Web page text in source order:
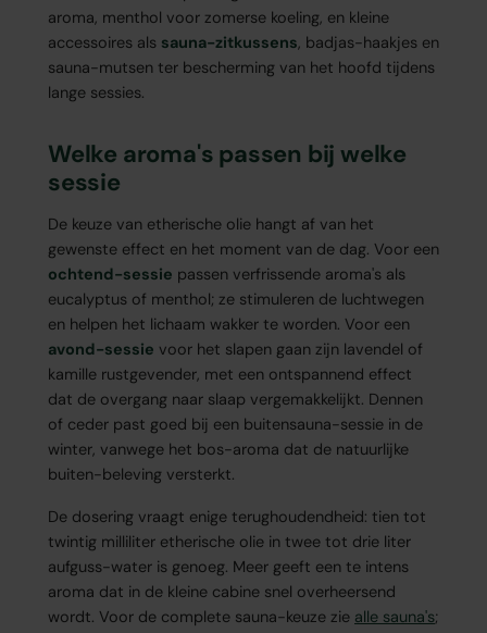
aroma, menthol voor zomerse koeling, en kleine
accessoires als sauna-zitkussens, badjas-haakjes en
sauna-mutsen ter bescherming van het hoofd tijdens
lange sessies.
Welke aroma's passen bij welke
sessie
De keuze van etherische olie hangt af van het
gewenste effect en het moment van de dag. Voor een
ochtend-sessie passen verfrissende aroma's als
eucalyptus of menthol; ze stimuleren de luchtwegen
en helpen het lichaam wakker te worden. Voor een
avond-sessie voor het slapen gaan zijn lavendel of
kamille rustgevender, met een ontspannend effect
dat de overgang naar slaap vergemakkelijkt. Dennen
of ceder past goed bij een buitensauna-sessie in de
winter, vanwege het bos-aroma dat de natuurlijke
buiten-beleving versterkt.
De dosering vraagt enige terughoudendheid: tien tot
twintig milliliter etherische olie in twee tot drie liter
aufguss-water is genoeg. Meer geeft een te intens
aroma dat in de kleine cabine snel overheersend
wordt. Voor de complete sauna-keuze zie alle sauna's;